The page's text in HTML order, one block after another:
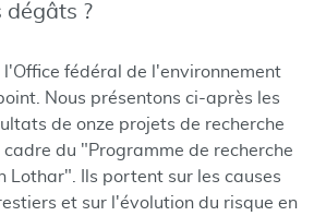
dégâts ?
fédéral de l'environnement
Nous présentons ci-après les
de onze projets de recherche
cadre du "Programme de recherche
Lothar". Ils portent sur les causes
et sur l'évolution du risque en